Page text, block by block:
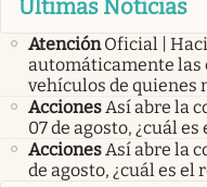
Últimas Noticias
Atención Oficial |
automáticamente las
vehículos de quienes
AccionesAsí abre la
07 de agosto, ¿cuál
AccionesAsí abre la
de agosto, ¿cuál es